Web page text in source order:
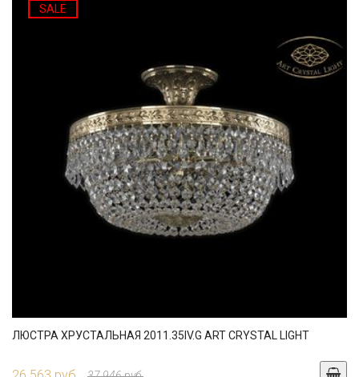
SALE
ЛЮСТРА ХРУСТАЛЬНАЯ 2011.35IV.G ART CRYSTAL LIGHT